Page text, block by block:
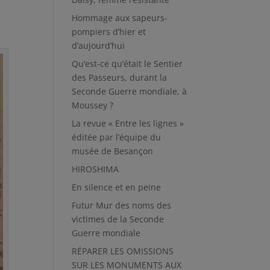
Hommage aux sapeurs-
pompiers d’hier et
d’aujourd’hui
Qu’est-ce qu’était le Sentier
des Passeurs, durant la
Seconde Guerre mondiale, à
Moussey ?
La revue « Entre les lignes »
éditée par l’équipe du
musée de Besançon
HIROSHIMA
En silence et en peine
Futur Mur des noms des
victimes de la Seconde
Guerre mondiale
RÉPARER LES OMISSIONS
SUR LES MONUMENTS AUX